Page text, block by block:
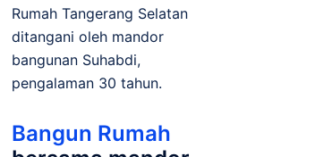
Rumah Tangerang Selatan
ditangani oleh mandor
bangunan Suhabdi,
pengalaman 30 tahun.
Bangun Rumah